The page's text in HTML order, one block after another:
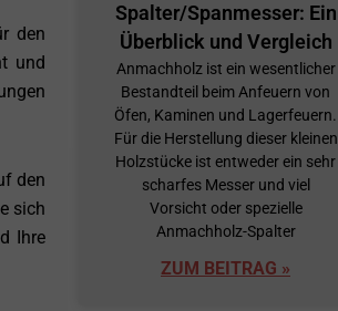
den
und
den
sich
Ihre
Spalter/Spanmesser: Ein
Überblick und Vergleich
Anmachholz ist ein wesentlicher
Bestandteil beim Anfeuern von
Öfen, Kaminen und Lagerfeuern.
Für die Herstellung dieser kleinen
Holzstücke ist entweder ein sehr
scharfes Messer und viel
Vorsicht oder spezielle
Anmachholz-Spalter
ZUM BEITRAG »